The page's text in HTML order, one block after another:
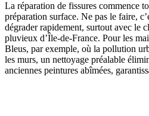
La réparation de fissures commence
préparation surface. Ne pas le faire,
dégrader rapidement, surtout avec le
pluvieux d’Île-de-France. Pour les
Bleus, par exemple, où la pollution
les murs, un nettoyage préalable
anciennes peintures abîmées,